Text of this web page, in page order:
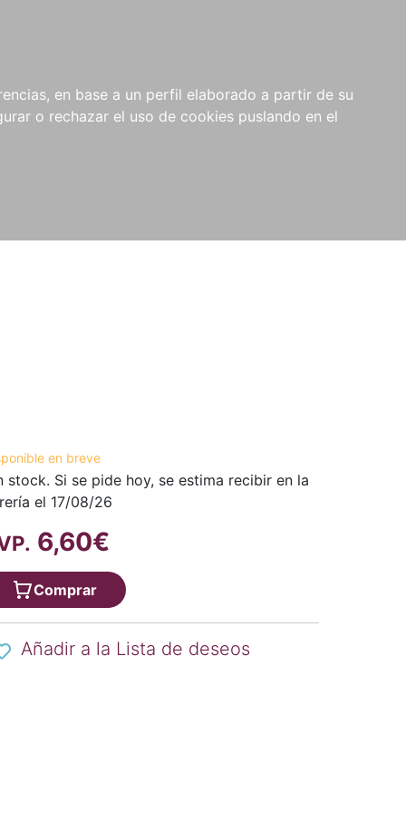
en base a un perfil elaborado a partir de su
o rechazar el uso de cookies puslando en el
NOVEDADES NOTICIAS
COMPRAS
INSTITUCIONALES
en breve
stock. Si se pide hoy, se estima recibir en la
el 17/08/26
6,60€
Comprar
Añadir a la Lista de deseos